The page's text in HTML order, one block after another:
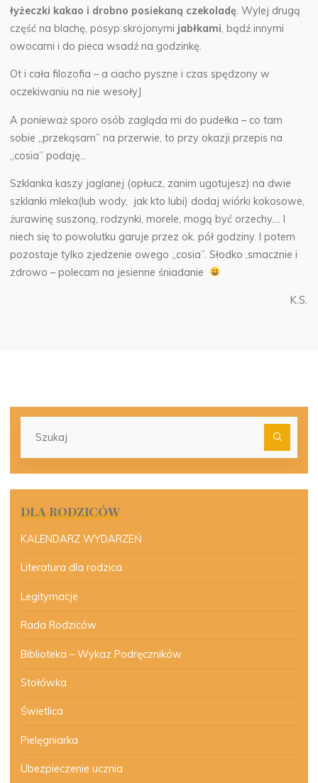
łyżeczki kakao i drobno posiekaną czekoladę. Wylej drugą
część na blachę, posyp skrojonymi jabłkami, bądź innymi
owocami i do pieca wsadź na godzinkę.
Ot i cała filozofia – a ciacho pyszne i czas spędzony w
oczekiwaniu na nie wesołyJ
A ponieważ sporo osób zagląda mi do pudełka – co tam
sobie „przekąsam” na przerwie, to przy okazji przepis na
„cosia” podaję…
Szklanka kaszy jaglanej (opłucz, zanim ugotujesz) na dwie
szklanki mleka(lub wody, jak kto lubi) dodaj wiórki kokosowe,
żurawinę suszoną, rodzynki, morele, mogą być orzechy…. I
niech się to powolutku garuje przez ok. pół godziny. I potem
pozostaje tylko zjedzenie owego „cosia”. Słodko ,smacznie i
zdrowo – polecam na jesienne śniadanie
K.S.
DLA RODZICÓW
KALENDARZ WYDARZEŃ
Literatura dla rodzica
Legitymacje
Rada Rodziców
Biblioteka – Wykaz Podręczników
Stołówka
Świetlica
Pielęgniarka
Ubezpieczenie ucznia